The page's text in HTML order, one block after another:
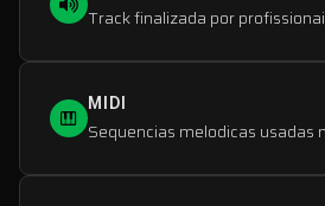
Track finalizada por
MIDI
Sequencias melodicas usadas